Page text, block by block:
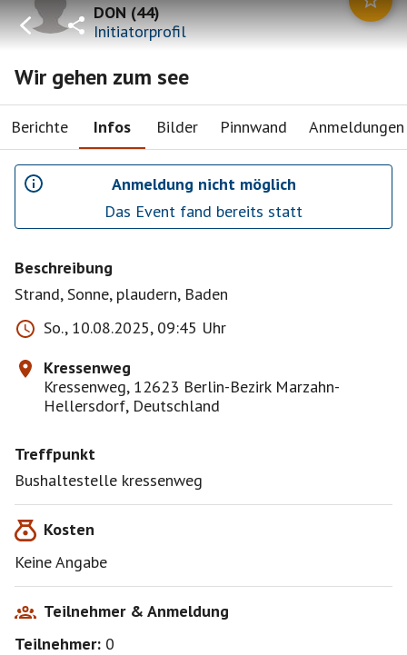
DON(44)
Initiatorprofil
Wir gehen zum see
Berichte Infos Bilder Pinnwand Anmeldungen
Anmeldung nicht möglich
Das Event fand bereits statt
Beschreibung
Strand, Sonne, plaudern, Baden
So., 10.08.2025, 09:45 Uhr
Kressenweg
Kressenweg, 12623 Berlin-Bezirk Marzahn-
Hellersdorf, Deutschland
Treffpunkt
Bushaltestelle kressenweg
Kosten
Keine Angabe
Teilnehmer & Anmeldung
Teilnehmer: 0